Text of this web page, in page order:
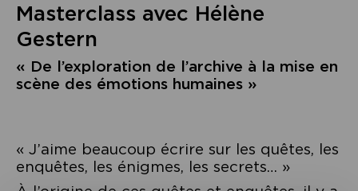
Masterclass avec Hélène
Gestern
« De l’exploration de l’archive à la mise en
scène des émotions humaines »
« J’aime beaucoup écrire sur les quêtes, les
enquêtes, les énigmes, les secrets… »